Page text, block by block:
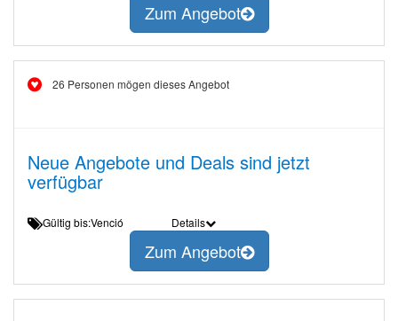
Zum Angebot
26 Personen mögen dieses Angebot
Neue Angebote und Deals sind jetzt
verfügbar
Gültig bis:Venció Details
Zum Angebot